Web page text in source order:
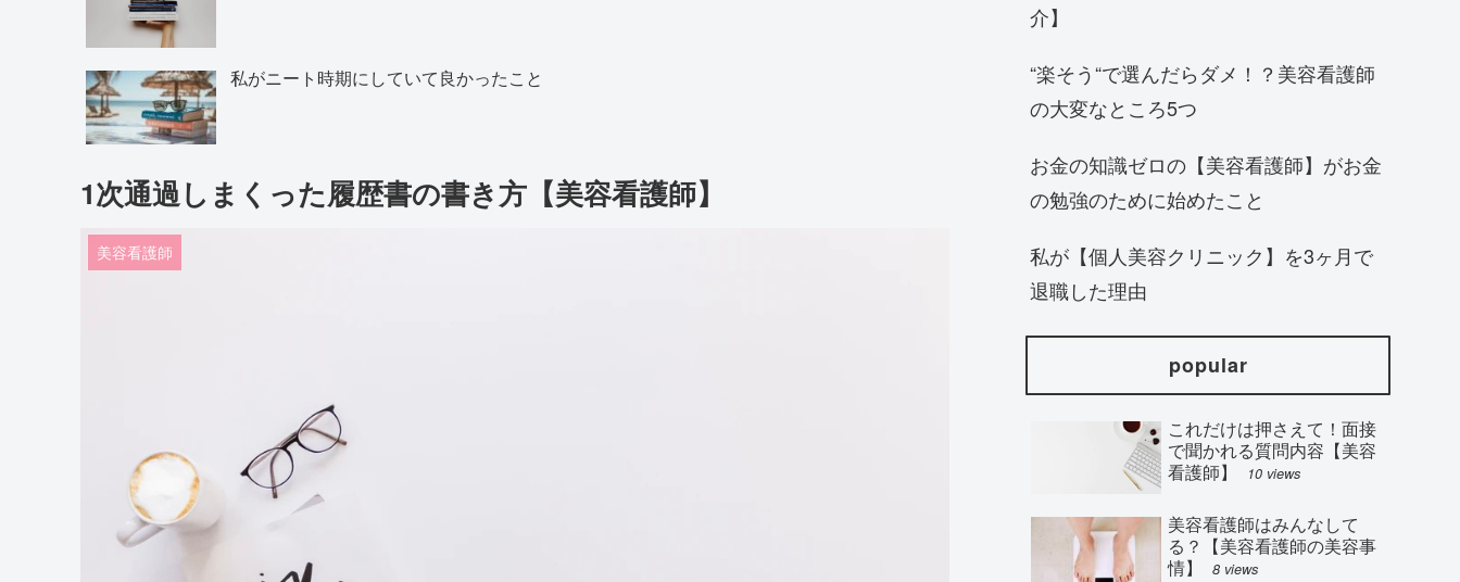
私がニート時期にしていて良かったこと
1次通過しまくった履歴書の書き方【美容看護師】
美容看護師
介】
“楽そう“で選んだらダメ！？美容看護師
の大変なところ5つ
お金の知識ゼロの【美容看護師】がお金
の勉強のために始めたこと
私が【個人美容クリニック】を3ヶ月で
退職した理由
popular
これだけは押さえて！面接
で聞かれる質問内容【美容
看護師】
10 views
美容看護師はみんなして
る？【美容看護師の美容事
情】
8 views